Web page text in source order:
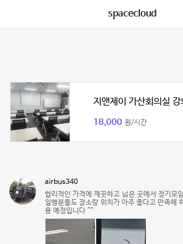
spacecloud
지앤제이 가산회의실 강
18,000 원/시간
airbus340
합리적인 가격에 깨끗하고 넗은 곳에서 정기모
일행분들도 장소랑 위치가 아주 좋다고 만족해
용 예정입니다 ^^